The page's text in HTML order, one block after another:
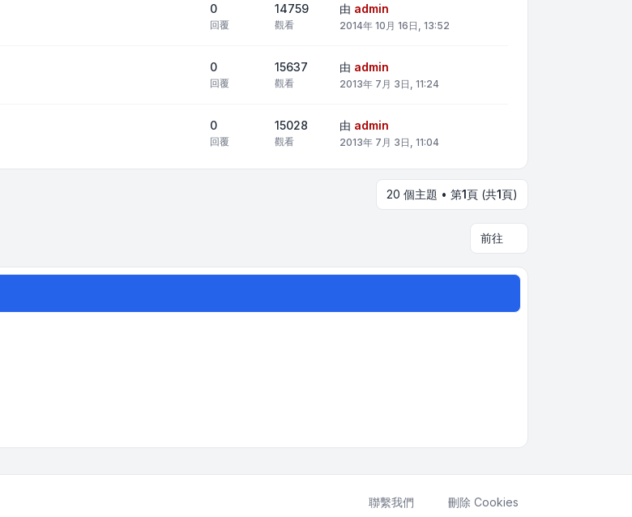
0
回覆
14759
觀看
由 admin
2014年 10月 16日, 13:52
0
回覆
15637
觀看
由 admin
2013年 7月 3日, 11:24
0
回覆
15028
觀看
由 admin
2013年 7月 3日, 11:04
20 個主題 • 第1頁 (共1頁)
前往
聯繫我們 刪除 Cookies